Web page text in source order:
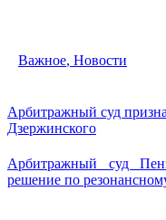
Важное, Новости
Арбитражный суд
Дзержинского
Арбитражный суд
решение по